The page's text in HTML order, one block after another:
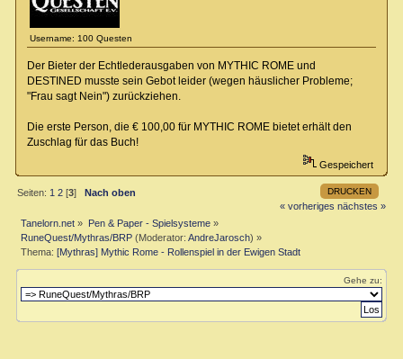
Username: 100 Questen
Der Bieter der Echtlederausgaben von MYTHIC ROME und
DESTINED musste sein Gebot leider (wegen häuslicher Probleme;
"Frau sagt Nein") zurückziehen.
Die erste Person, die € 100,00 für MYTHIC ROME bietet erhält den
Zuschlag für das Buch!
Gespeichert
DRUCKEN
Seiten: 1 2 [3]Nach oben
« vorheriges nächstes »
Tanelorn.net » Pen & Paper - Spielsysteme»
RuneQuest/Mythras/BRP (Moderator:AndreJarosch) »
Thema:[Mythras] Mythic Rome - Rollenspiel in der Ewigen Stadt
Gehe zu: